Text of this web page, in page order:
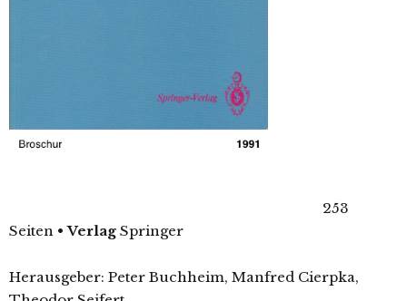
253
Seiten • Verlag Springer
Herausgeber: Peter Buchheim, Manfred Cierpka,